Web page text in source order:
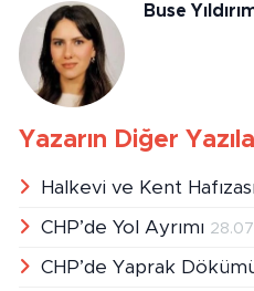
Buse
Yazarın Diğer
Halkevi ve Kent Hafızası
CHP’de Yol Ayrımı
CHP’de Yaprak